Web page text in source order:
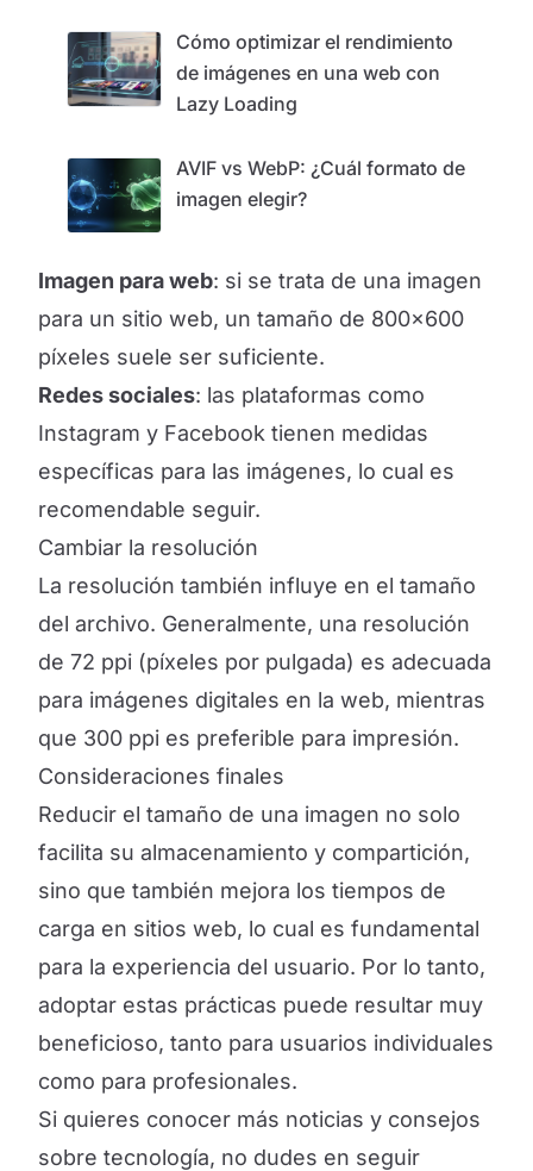
Cómo optimizar el rendimiento
de imágenes en una web con
Lazy Loading
AVIF vs WebP: ¿Cuál formato de
imagen elegir?
Imagen para web: si se trata de una imagen
para un sitio web, un tamaño de 800x600
píxeles suele ser suficiente.
Redes sociales: las plataformas como
Instagram y Facebook tienen medidas
específicas para las imágenes, lo cual es
recomendable seguir.
Cambiar la resolución
La resolución también influye en el tamaño
del archivo. Generalmente, una resolución
de 72 ppi (píxeles por pulgada) es adecuada
para imágenes digitales en la web, mientras
que 300 ppi es preferible para impresión.
Consideraciones finales
Reducir el tamaño de una imagen no solo
facilita su almacenamiento y compartición,
sino que también mejora los tiempos de
carga en sitios web, lo cual es fundamental
para la experiencia del usuario. Por lo tanto,
adoptar estas prácticas puede resultar muy
beneficioso, tanto para usuarios individuales
como para profesionales.
Si quieres conocer más noticias y consejos
sobre tecnología, no dudes en seguir